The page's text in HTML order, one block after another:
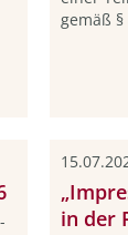
gemäß §
in der